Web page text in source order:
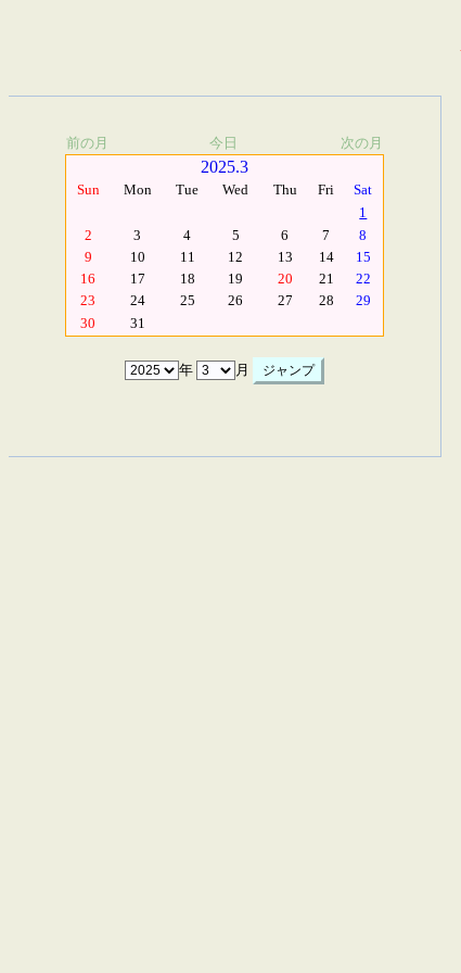
前の月 今日 次の月
2025.3
Sun Mon Tue Wed Thu Fri
Sat
1
2
3 4 5 6 7
8
9
10 11 12 13 14
15
16
17 18 19 20 21
22
23
24 25 26 27 28
29
30
31
年 月